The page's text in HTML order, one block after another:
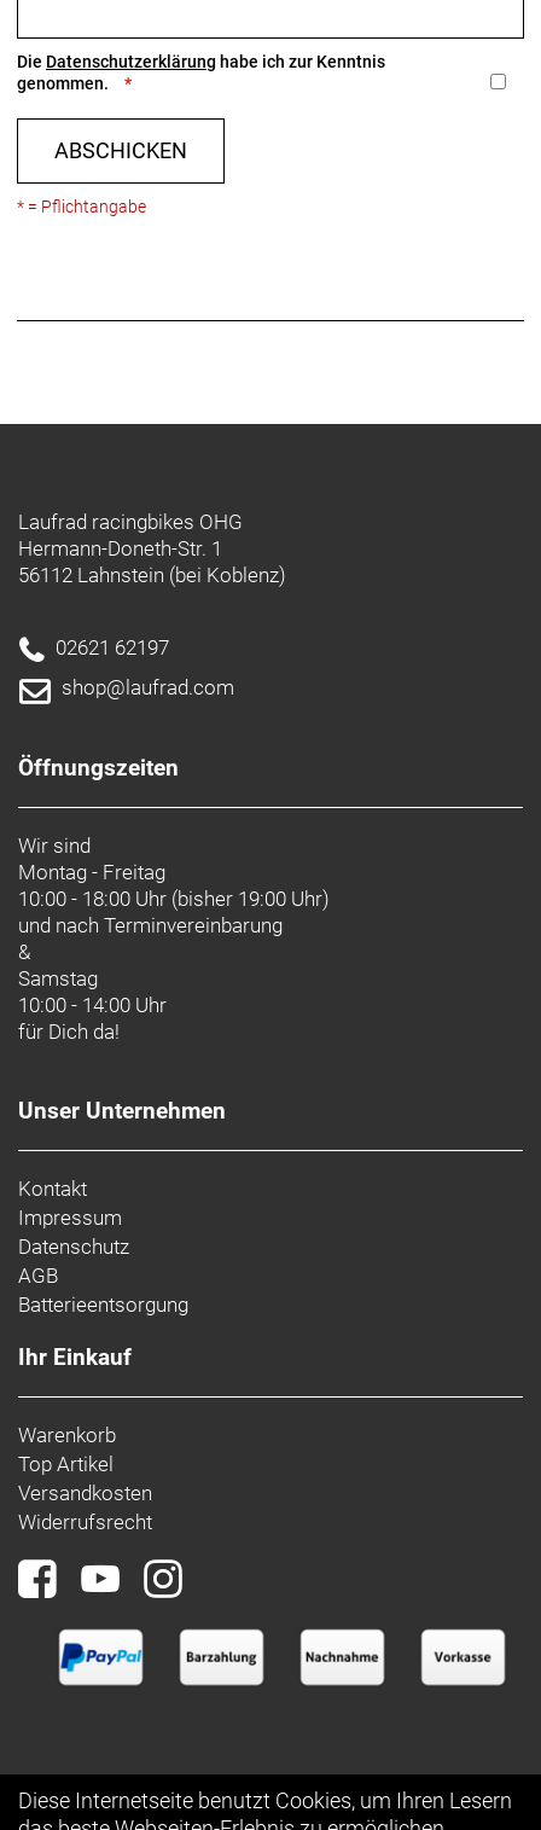
Die Datenschutzerklärung habe ich zur Kenntnis
genommen.
ABSCHICKEN
* = Pflichtangabe
Laufrad racingbikes OHG
Hermann-Doneth-Str. 1
56112 Lahnstein (bei Koblenz)
02621 62197
shop@laufrad.com
Öffnungszeiten
Wir sind
Montag - Freitag
10:00 - 18:00 Uhr (bisher 19:00 Uhr)
und nach Terminvereinbarung
&
Samstag
10:00 - 14:00 Uhr
für Dich da!
Unser Unternehmen
Kontakt
Impressum
Datenschutz
AGB
Batterieentsorgung
Ihr Einkauf
Warenkorb
Top Artikel
Versandkosten
Widerrufsrecht
Diese Internetseite benutzt Cookies, um Ihren Lesern